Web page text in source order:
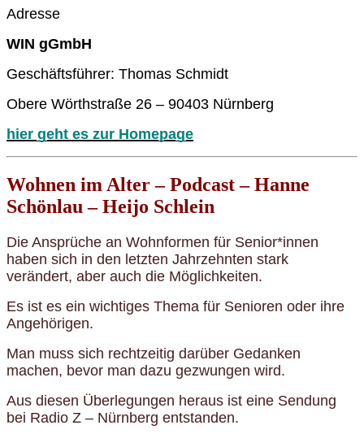
Adresse
WIN gGmbH
Geschäftsführer: Thomas Schmidt
Obere Wörthstraße 26 – 90403 Nürnberg
hier geht es zur Homepage
Wohnen im Alter – Podcast – Hanne
Schönlau – Heijo Schlein
Die Ansprüche an Wohnformen für Senior*innen
haben sich in den letzten Jahrzehnten stark
verändert, aber auch die Möglichkeiten.
Es ist es ein wichtiges Thema für Senioren oder ihre
Angehörigen.
Man muss sich rechtzeitig darüber Gedanken
machen, bevor man dazu gezwungen wird.
Aus diesen Überlegungen heraus ist eine Sendung
bei Radio Z – Nürnberg entstanden.